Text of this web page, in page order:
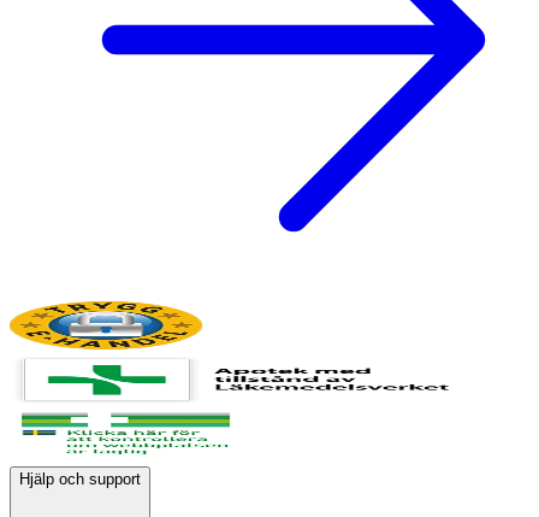
Hjälp och support